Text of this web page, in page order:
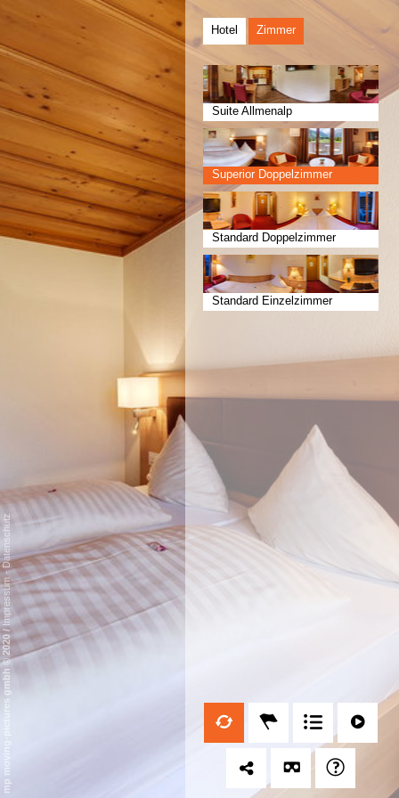
Hotel Zimmer
Suite Allmenalp
Superior Doppelzimmer
Standard Doppelzimmer
Standard Einzelzimmer
mp moving-pictures gmbh © 2020
/
Impressum
-
Datenschutz